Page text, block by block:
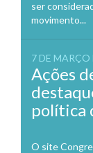
ser
movimento...
7 DE MARÇO
Ações
política
O site